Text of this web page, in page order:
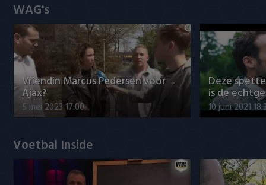
WAG's
Vriendin Marcus Pedersen voor
Ajax?
5 mei 2023 17:00
Deze
is de
10 juni 2021
Voetbal Inside